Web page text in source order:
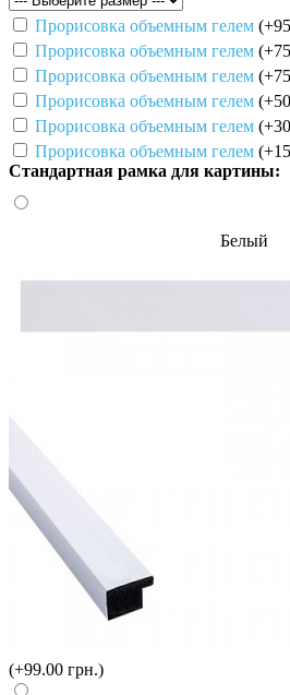
Прорисовка объемным гелем
Прорисовка объемным гелем
Прорисовка объемным гелем
Прорисовка объемным гелем
Прорисовка объемным гелем
Прорисовка объемным гелем
Стандартная рамка для картины:
Белый
(+99.00 грн.)